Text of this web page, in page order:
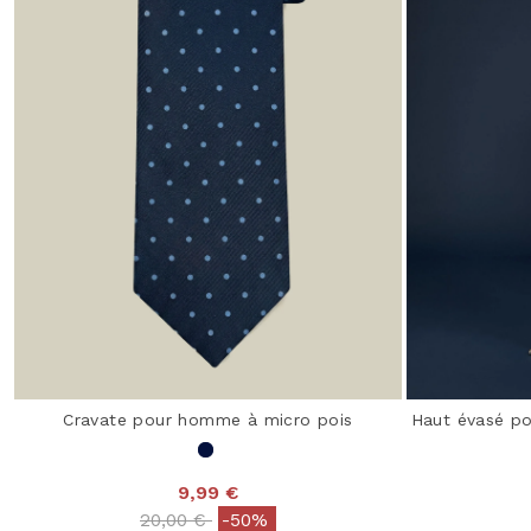
Cravate pour homme à micro pois
9,99 €
Price reduced from
20,00 €to-50%
Haut évasé